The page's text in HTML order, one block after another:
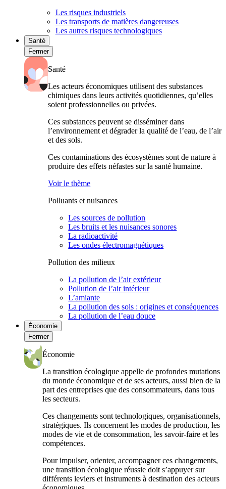
Les risques industriels
Les transports de matières dangereuses
Les autres risques technologiques
Santé
Fermer
Santé
Les acteurs économiques utilisent des substances
chimiques dans leurs activités quotidiennes, qu’elles
soient professionnelles ou privées.
Ces substances peuvent se disséminer dans
l’environnement et dégrader la qualité de l’eau, de l’air
et des sols.
Ces contaminations des écosystèmes sont de nature à
produire des effets néfastes sur la santé humaine.
Voir le thème
Polluants et nuisances
Les sources de pollution
Les bruits et les nuisances sonores
La radioactivité
Les ondes électromagnétiques
Pollution des milieux
La pollution de l’air extérieur
Pollution de l’air intérieur
L’amiante
La pollution des sols : origines et conséquences
La pollution de l’eau douce
Économie
Fermer
Économie
La transition écologique appelle de profondes mutations
du monde économique et de ses acteurs, aussi bien de la
part des entreprises que des consommateurs, dans tous
les secteurs.
Ces changements sont technologiques, organisationnels,
stratégiques. Ils concernent les modes de production, les
modes de vie et de consommation, les savoir-faire et les
compétences.
Pour impulser, orienter, accompagner ces changements,
une transition écologique réussie doit s’appuyer sur
différents leviers et instruments à destination des acteurs